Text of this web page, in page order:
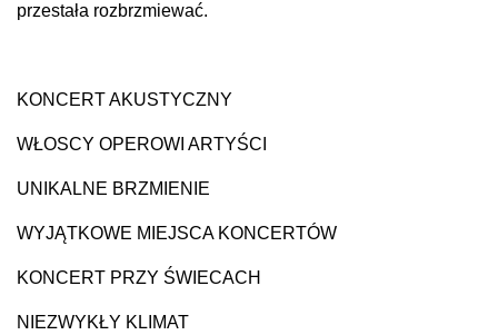
przestała rozbrzmiewać.
KONCERT AKUSTYCZNY
WŁOSCY OPEROWI ARTYŚCI
UNIKALNE BRZMIENIE
WYJĄTKOWE MIEJSCA KONCERTÓW
KONCERT PRZY ŚWIECACH
NIEZWYKŁY KLIMAT